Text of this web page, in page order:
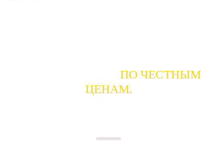
ПО ЧЕСТНЫМ
ЦЕНАМ.